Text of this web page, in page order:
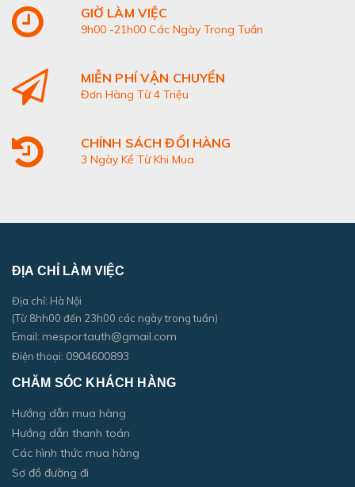
GIỜ LÀM VIỆC
9h00 -21h00 Các Ngày Trong Tuần
MIỄN PHÍ VẬN CHUYỂN
Đơn Hàng Từ 4 Triệu
CHÍNH SÁCH ĐỔI HÀNG
3 Ngày Kể Từ Khi Mua
ĐỊA CHỈ LÀM VIỆC
Địa chỉ: Hà Nội
(Từ 8hh00 đến 23h00 các ngày trong tuần)
Email: mesportauth@gmail.com
Điện thoại: 0904600893
CHĂM SÓC KHÁCH HÀNG
Hướng dẫn mua hàng
Hướng dẫn thanh toán
Các hình thức mua hàng
Sơ đồ đường đi